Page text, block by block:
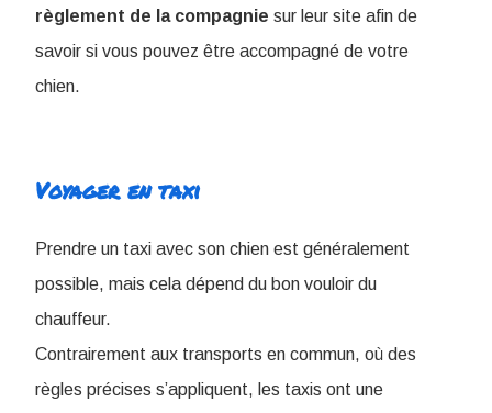
règlement de la compagnie sur leur site afin de
savoir si vous pouvez être accompagné de votre
chien.
Voyager en taxi
Prendre un taxi avec son chien est généralement
possible, mais cela dépend du bon vouloir du
chauffeur.
Contrairement aux transports en commun, où des
règles précises s’appliquent, les taxis ont une